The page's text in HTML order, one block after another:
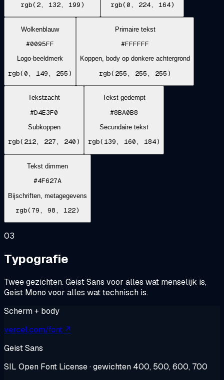
rgb(2, 132, 199) rgb(0, 224, 164)
Wolkenblauw
#0095FF
Logo-beeldmerk
rgb(0, 149, 255)
Primaire tekst
#FFFFFF
Koppen, body op donkere achtergrond
rgb(255, 255, 255)
Tekstzacht
#D4E3F0
Subkoppen
rgb(212, 227, 240)
Tekst gedempt
#8BA0B8
Secundaire tekst
rgb(139, 160, 184)
Tekst dimmen
#4F627A
Bijschriften, metagegevens
rgb(79, 98, 122)
03
Typografie
Twee gezichten. Geist Sans voor alles wat menselijk is,
Geist Mono voor alles wat technisch is.
Scherm + body
vercel.com/font ↗
Geist Sans
SIL Open Font License · gewichten 400, 500, 600, 700